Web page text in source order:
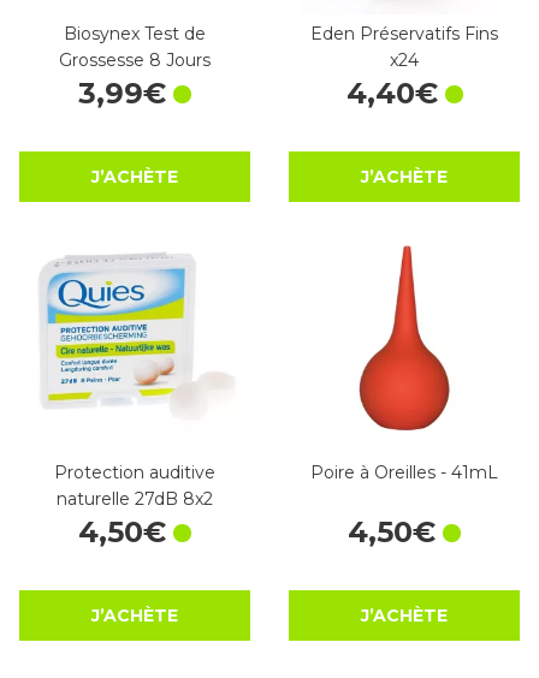
Biosynex Test de
Grossesse 8 Jours
3,99€
J’ACHÈTE
Eden Préservatifs Fins
x24
4,40€
J’ACHÈTE
Protection auditive
naturelle 27dB 8x2
4,50€
J’ACHÈTE
Poire à Oreilles - 41mL
4,50€
J’ACHÈTE